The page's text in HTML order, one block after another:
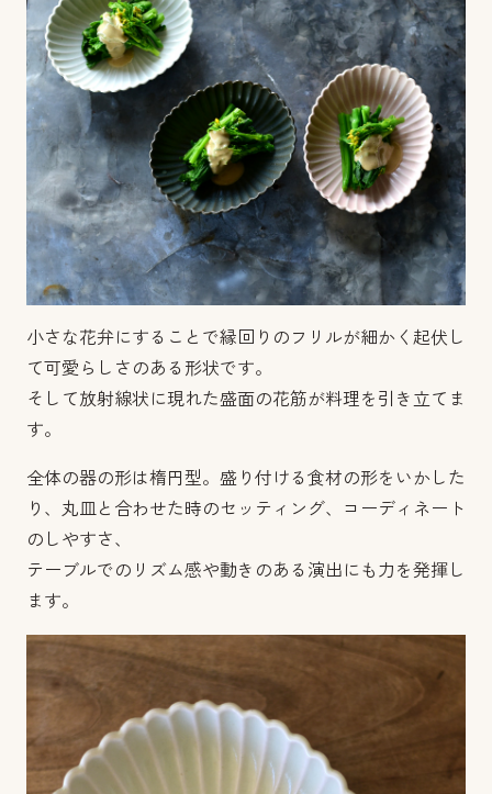
小さな花弁にすることで縁回りのフリルが細かく起伏し
て可愛らしさのある形状です。
そして放射線状に現れた盛面の花筋が料理を引き立てま
す。
全体の器の形は楕円型。盛り付ける食材の形をいかした
り、丸皿と合わせた時のセッティング、コーディネート
のしやすさ、
テーブルでのリズム感や動きのある演出にも力を発揮し
ます。